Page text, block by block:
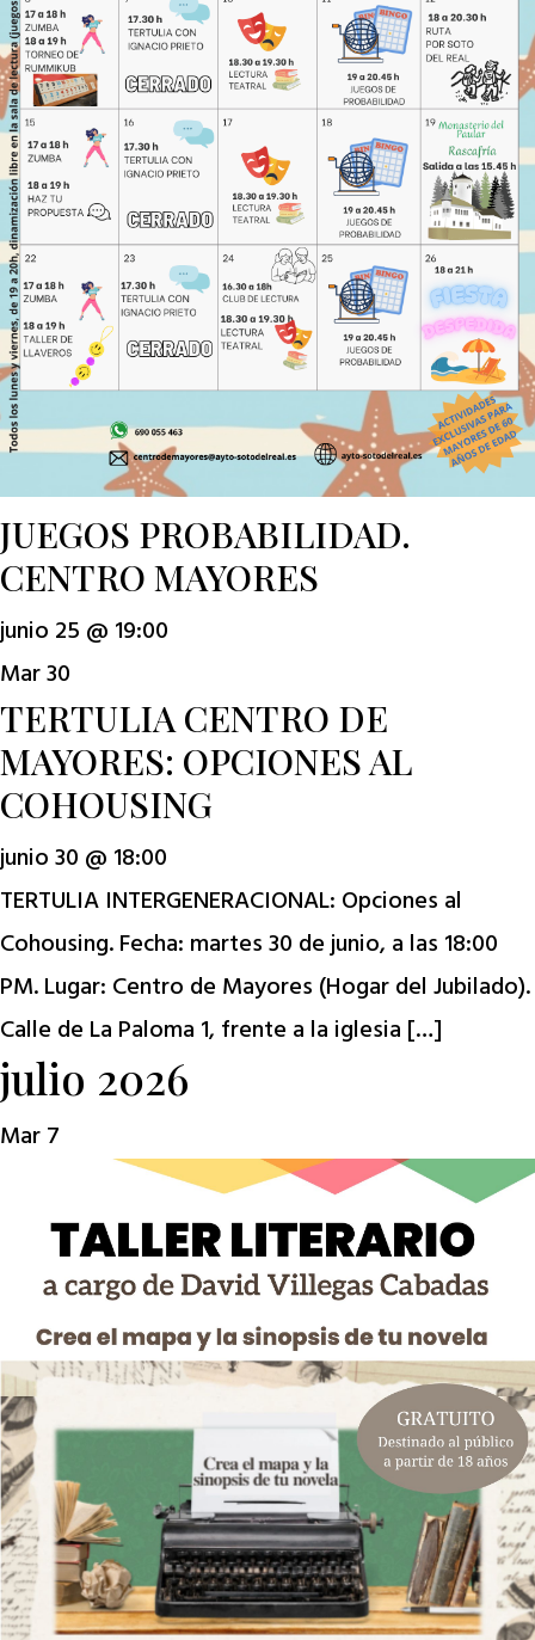
JUEGOS PROBABILIDAD.
CENTRO MAYORES
junio 25 @ 19:00
Mar30
TERTULIA CENTRO DE
MAYORES: OPCIONES AL
COHOUSING
junio 30 @ 18:00
TERTULIA INTERGENERACIONAL: Opciones al
Cohousing. Fecha: martes 30 de junio, a las 18:00
PM. Lugar: Centro de Mayores (Hogar del Jubilado).
Calle de La Paloma 1, frente a la iglesia […]
julio 2026
Mar7